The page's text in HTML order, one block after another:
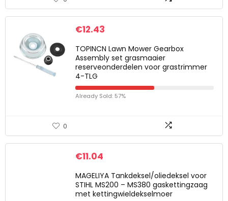
€12.43
TOPINCN Lawn Mower Gearbox
Assembly set grasmaaier
reserveonderdelen voor grastrimmer
4-TLG
Already Sold: 57%
0
€11.04
MAGELIYA Tankdeksel/oliedeksel voor
STIHL MS200 – MS380 gaskettingzaag
met kettingwieldekselmoer